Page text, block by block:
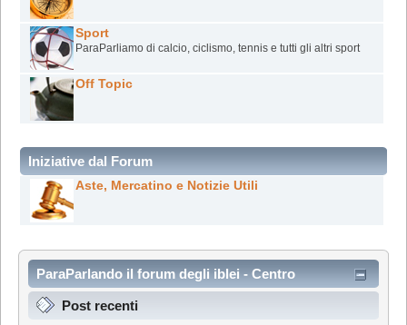
Sport
ParaParliamo di calcio, ciclismo, tennis e tutti gli altri sport
Off Topic
Iniziative dal Forum
Aste, Mercatino e Notizie Utili
ParaParlando il forum degli iblei - Centro
Informazioni
Post recenti